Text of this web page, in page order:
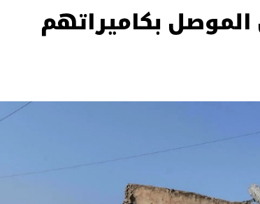
بكاميراتهم